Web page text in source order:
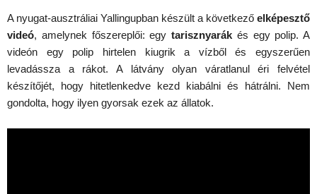
A nyugat-ausztráliai Yallingupban készült a következő elképesztő
videó, amelynek főszereplői: egy tarisznyarák és egy polip. A
videón egy polip hirtelen kiugrik a vízből és egyszerűen
levadássza a rákot. A látvány olyan váratlanul éri felvétel
készítőjét, hogy hitetlenkedve kezd kiabálni és hátrálni. Nem
gondolta, hogy ilyen gyorsak ezek az állatok.